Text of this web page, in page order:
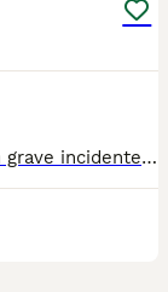
TORINO Il papà umano di Bea ha avuto un grave incidente stradale ed è attualmente ricoverato al CTO. Lo aspetta un percorso di cure e riabilitazione molto lungo (almeno 6/7 mesi) e, purtroppo, non ci sono parenti che possano prendersi cura di lei. Lasciarla sola in casa per tutto questo tempo non è dignitoso né possibile. Per questo, con il cuore spezzato ma per il suo bene, cerchiamo per lei una nuova famiglia. Molto dolce, affettuosa, abituata a vivere in casa. Ha sempre vissuto come "figlia unica", quindi apprezzerà una situazione tranquilla senza troppa confusione. Per info Roberta 393 5438606 https://www.facebook.com/share/p/1BAwCwuVTz/ Valeria Casale